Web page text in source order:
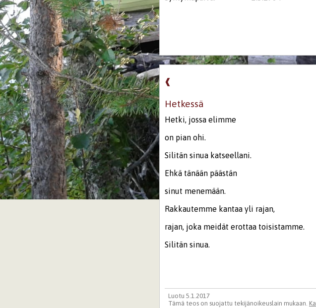
❰
Hetkessä
Hetki, jossa elimme
on pian ohi.
Silitän sinua katseellani.
Ehkä tänään päästän
sinut menemään.
Rakkautemme kantaa yli rajan,
rajan, joka meidät erottaa toisistamme.
Silitän sinua.
Luotu 5.1.2017
Tämä teos on suojattu tekijänoikeuslain mukaan.